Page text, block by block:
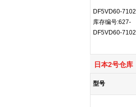
DF5VD60-7102
库存编号:627-
DF5VD60-7102
日本2号仓库
型号